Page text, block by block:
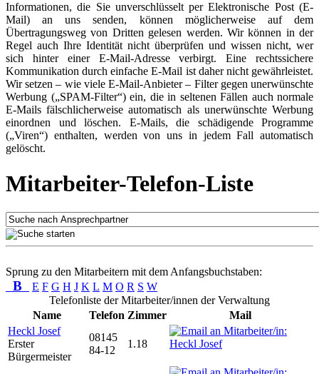
Informationen, die Sie unverschlüsselt per Elektronische Post (E-
Mail) an uns senden, können möglicherweise auf dem
Übertragungsweg von Dritten gelesen werden. Wir können in der
Regel auch Ihre Identität nicht überprüfen und wissen nicht, wer
sich hinter einer E-Mail-Adresse verbirgt. Eine rechtssichere
Kommunikation durch einfache E-Mail ist daher nicht gewährleistet.
Wir setzen – wie viele E-Mail-Anbieter – Filter gegen unerwünschte
Werbung („SPAM-Filter“) ein, die in seltenen Fällen auch normale
E-Mails fälschlicherweise automatisch als unerwünschte Werbung
einordnen und löschen. E-Mails, die schädigende Programme
(„Viren“) enthalten, werden von uns in jedem Fall automatisch
gelöscht.
Mitarbeiter-Telefon-Liste
Sprung zu den Mitarbeitern mit dem Anfangsbuchstaben:
B E F G H J K L M O R S W
Telefonliste der Mitarbeiter/innen der Verwaltung
Name
Telefon Zimmer
Mail
Heckl Josef
Erster
Bürgermeister
08145
84-12
1.18